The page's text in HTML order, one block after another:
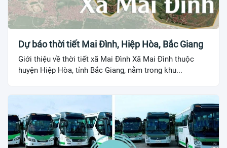
Dự báo thời tiết Mai Đình, Hiệp Hòa, Bắc Giang
Giới thiệu về thời tiết xã Mai Đình Xã Mai Đình thuộc
huyện Hiệp Hòa, tỉnh Bắc Giang, nằm trong khu...